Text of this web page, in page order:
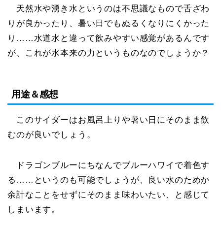
天然水や湧き水というのは不思議なもので舌ざわ
りが良かったり、暑い日でもぬるくなりにくかった
り……水道水と違って飲みやすい感覚があるんです
が、これが水本来の力というものなのでしょうか？
用途＆感想
このサイダーはお風呂上りや暑い日にそのまま飲
むのが良いでしょう。
ドラゴンブルーにちなんでブルーハワイで着色す
る……というのも可能でしょうが、良い水のためか
余計なことをせずにそのまま味わいたい、と感じて
しまいます。